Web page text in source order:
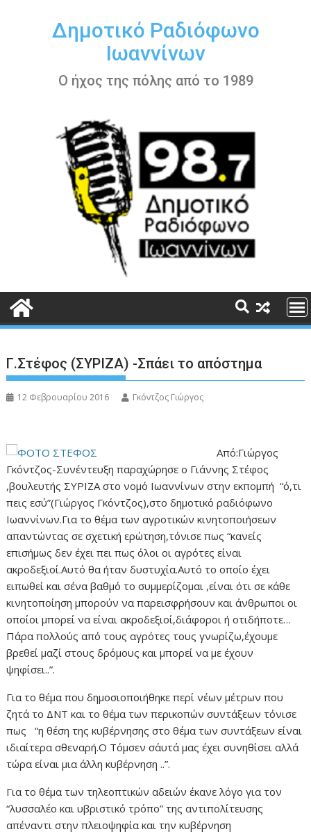
περιεχόμενοΔημοτικό Ραδιόφωνο
Ιωαννίνων
Ο ήχος της πόλης από το 1989
Γ.Στέφος (ΣΥΡΙΖΑ) -Σπάει το απόστημα
12 Φεβρουαρίου 2016 Γκόντζος Γιώργος
Από:Γιώργος
Γκόντζος-Συνέντευξη παραχώρησε ο Γιάννης Στέφος
,βουλευτής ΣΥΡΙΖΑ στο νομό Ιωαννίνων στην εκπομπή “ό,τι
πεις εσύ”(Γιώργος Γκόντζος),στο δημοτικό ραδιόφωνο
Ιωαννίνων.Για το θέμα των αγροτικών κινητοποιήσεων
απαντώντας σε σχετική ερώτηση,τόνισε πως “κανείς
επισήμως δεν έχει πει πως όλοι οι αγρότες είναι
ακροδεξιοί.Αυτό θα ήταν δυστυχία.Αυτό το οποίο έχει
ειπωθεί και σένα βαθμό το συμμερίζομαι ,είναι ότι σε κάθε
κινητοποίηση μπορούν να παρεισφρήσουν και άνθρωποι οι
οποίοι μπορεί να είναι ακροδεξιοί,διάφοροι ή οτιδήποτε…
Πάρα πολλούς από τους αγρότες τους γνωρίζω,έχουμε
βρεθεί μαζί στους δρόμους και μπορεί να με έχουν
ψηφίσει..”.
Για το θέμα που δημοσιοποιήθηκε περί νέων μέτρων που
ζητά το ΔΝΤ και το θέμα των περικοπών συντάξεων τόνισε
πως “η θέση της κυβέρνησης στο θέμα των συντάξεων είναι
ιδιαίτερα σθεναρή.Ο Τόμσεν σ΄αυτά μας έχει συνηθίσει αλλά
τώρα είναι μια άλλη κυβέρνηση ..”.
Για το θέμα των τηλεοπτικών αδειών έκανε λόγο για τον
“λυσσαλέο και υβριστικό τρόπο” της αντιπολίτευσης
απέναντι στην πλειοψηφία και την κυβέρνηση